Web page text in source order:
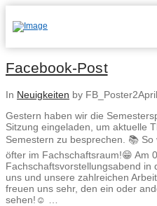
Facebook-Post
In Neuigkeiten by FB_Poster2
Gestern haben wir die
Sitzung eingeladen, um aktuelle
Semestern zu besprechen. 📚
öfter im Fachschaftsraum!😁 Am
Fachschaftsvorstellungsabend in
uns und unsere zahlreichen
freuen uns sehr, den ein oder
sehen!☺️ …